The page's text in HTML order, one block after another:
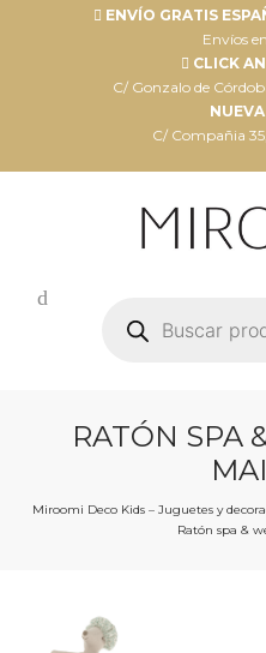
ENVÍO GRATIS
Envíos
CLICK
C/ Gonzalo de
C/ Compañia
productos
RATÓN SPA
Miroomi Deco Kids – Juguetes y
Ratón spa &